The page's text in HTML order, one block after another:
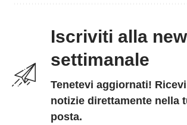
Iscriviti alla
settimanale
Tenetevi aggiornati!
notizie direttamente nella
posta.